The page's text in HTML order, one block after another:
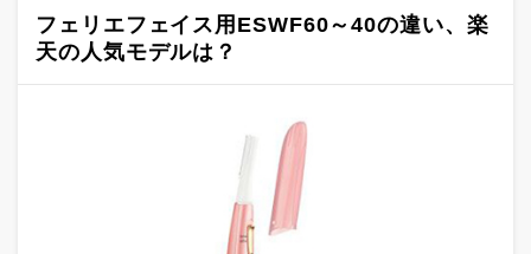
フェリエフェイス用ESWF60～40の違い、楽
天の人気モデルは？